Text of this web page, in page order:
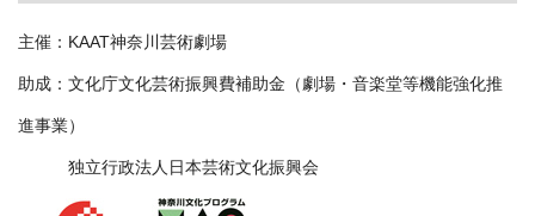
主催：KAAT神奈川芸術劇場
助成：文化庁文化芸術振興費補助金（劇場・音楽堂等機能強化推
進事業）
独立行政法人日本芸術文化振興会